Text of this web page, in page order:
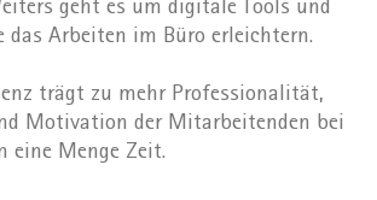
geht es um digitale Tools und
das Arbeiten im Büro erleichtern.
trägt zu mehr Professionalität,
Motivation der Mitarbeitenden bei
eine Menge Zeit.